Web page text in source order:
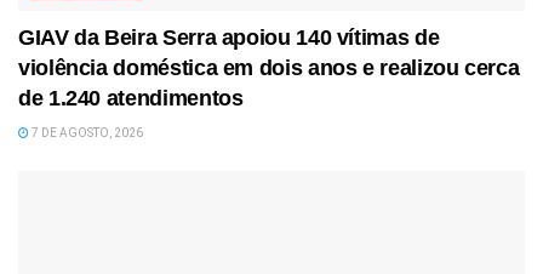
GIAV da Beira Serra apoiou 140 vítimas de
violência doméstica em dois anos e realizou cerca
de 1.240 atendimentos
7 DE AGOSTO, 2026